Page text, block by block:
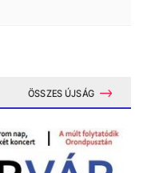
ÖSSZES ÚJSÁG